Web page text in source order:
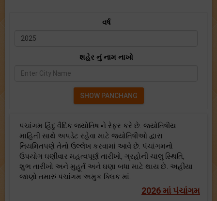
વર્ષ
શહેર નું નામ નાખો
પંચાંગમ હિંદુ વૈદિક જ્યોતિષ ને રેફર કરે છે. જ્યોતિષીય
માહિતી સાથે અપડેટ રહેવા માટે જ્યોતિષીઓ દ્વારા
નિયમિતપણે તેનો ઉલ્લેખ કરવામાં આવે છે. પંચાંગમનો
ઉપયોગ ઘણીવાર મહત્વપૂર્ણ તારીખો, ગ્રહોની ચાલુ સ્થિતિ,
શુભ તારીખો અને મુહૂર્ત અને ઘણા બધા માટે થાય છે. અહીંયા
જાણો તમારું પંચાંગમ અમુક ક્લિક માં.
2026 માં પંચાંગમ